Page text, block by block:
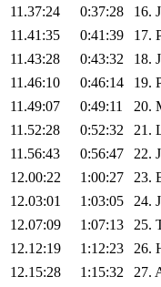
11.37:24
0:37:28 16.
11.41:35
0:41:39 17.
11.43:28
0:43:32 18.
11.46:10
0:46:14 19.
11.49:07
0:49:11 20.
11.52:28
0:52:32 21.
11.56:43
0:56:47 22.
12.00:22
1:00:27 23.
12.03:01
1:03:05 24.
12.07:09
1:07:13 25.
12.12:19
1:12:23 26.
12.15:28
1:15:32 27.